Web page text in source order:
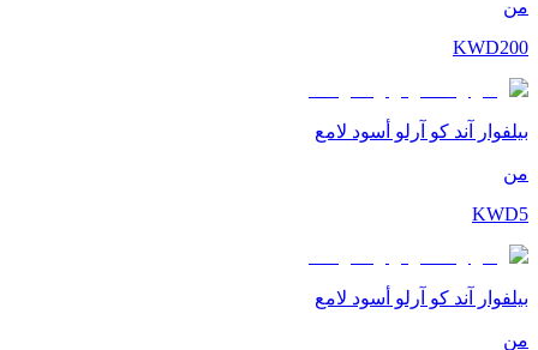
من
KWD200
بيلفوار آند كو آرلو أسود لامع
من
KWD5
بيلفوار آند كو آرلو أسود لامع
من